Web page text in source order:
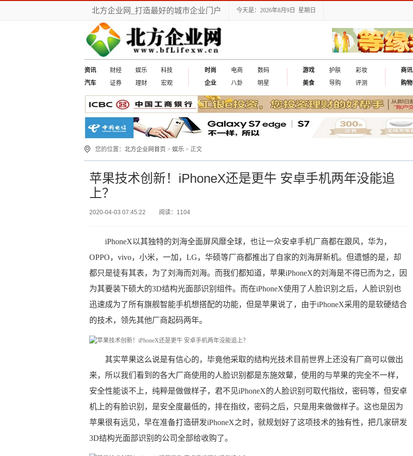
北方企业网_打造最好的城市企业门户 今天是：2026年8月9日 星期日
资讯 财经 娱乐
科技
汽车
证券 理财 宏观
时尚 电商
数码
企业
八卦 明星
游戏 护肤
彩妆
美食
导购 评测
商讯
购物
您的位置： 北方企业网首页 > 娱乐 > 正文
苹果技术创新！iPhoneX还是更牛 安卓手机两年没能追
上？
2020-04-03 07:45:22 阅读：1104
iPhoneX以其独特的刘海全面屏风靡全球，也让一众安卓手机厂商都在跟风，华为，
OPPO，vivo，小米，一加，LG，华硕等厂商都推出了自家的刘海屏新机。但遗憾的是，却
都只是徒有其表，为了刘海而刘海。而我们都知道，苹果iPhoneX的刘海是不得已而为之，因
为其要装下硕大的3D结构光面部识别组件。而在iPhoneX使用了人脸识别之后，人脸识别也
迅速成为了所有旗舰智能手机想搭配的功能，但是苹果说了，由于iPhoneX采用的是软硬结合
的技术，领先其他厂商起码两年。
​其实苹果这么说是有信心的，毕竟他采取的结构光技术目前世界上还没有厂商可以做出
来，所以我们看到的各大厂商使用的人脸识别都是东施效颦，使用的与苹果的完全不一样，
安全性能谈不上，纯粹是做做样子，君不见iPhoneX的人脸识别可取代指纹，密码等，但安卓
机上的有脸识别，是安全度最低的，排在指纹，密码之后，只是用来做做样子。这也是因为
苹果很有远见，早在准备打造研发iPhoneX之时，就规划好了这项技术的独有性，把几家研发
3D结构光面部识别的公司全部给收购了。